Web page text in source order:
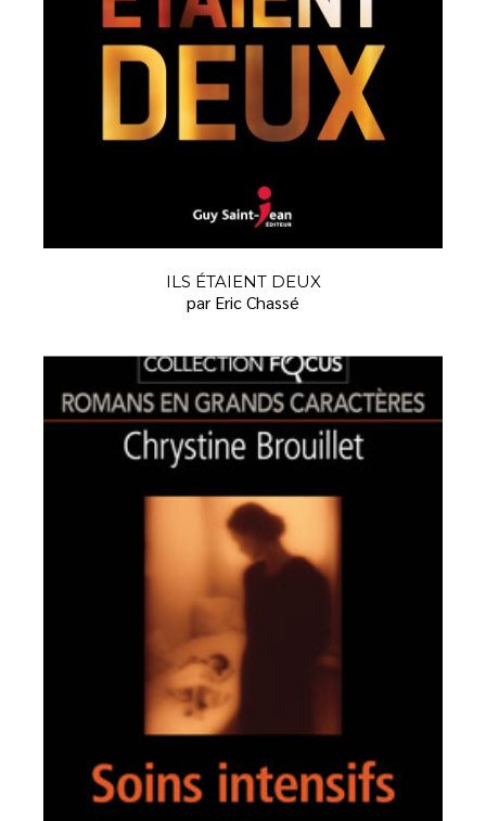
ILS ÉTAIENT DEUX
par Eric Chassé